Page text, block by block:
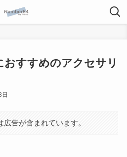
おすすめのアクセサリ
告が含まれています。